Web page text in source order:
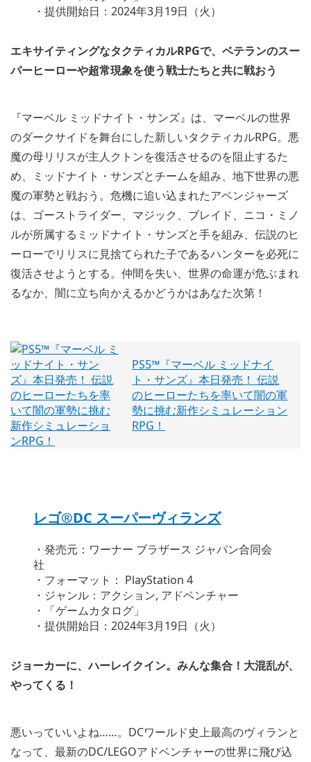
・提供開始日：2024年3月19日（火）
エキサイティングなタクティカルRPGで、ベテランのスー
パーヒーローや超常現象を使う戦士たちと共に戦おう
『マーベル ミッドナイト・サンズ』は、マーベルの世界
のダークサイドを舞台にした新しいタクティカルRPG。悪
魔の母リリスが主人クトンを復活させるのを阻止するた
め、ミッドナイト・サンズとチームを組み、地下世界の悪
魔の軍勢と戦おう。危機に追い込まれたアベンジャーズ
は、ゴーストライダー、マジック、ブレイド、ニコ・ミノ
ルが所属するミッドナイト・サンズと手を組み、伝説のヒ
ーローでリリスに見捨てられた子であるハンターを必死に
復活させようとする。仲間を失い、世界の命運が危ぶまれ
るなか、闇に立ち向かえるかどうかはあなた次第！
PS5™『マーベル ミッドナイ
ト・サンズ』本日発売！ 伝説
のヒーローたちを率いて闇の軍
勢に挑む新作シミュレーション
RPG！
レゴ®DC スーパーヴィランズ
・発売元：ワーナー ブラザース ジャパン合同会
社
・フォーマット： PlayStation 4
・ジャンル：アクション, アドベンチャー
・「ゲームカタログ」
・提供開始日：2024年3月19日（火）
ジョーカーに、ハーレイクイン。みんな集合！大混乱が、
やってくる！
悪いっていいよね……。DCワールド史上最高のヴィランと
なって、最新のDC/LEGOアドベンチャーの世界に飛び込